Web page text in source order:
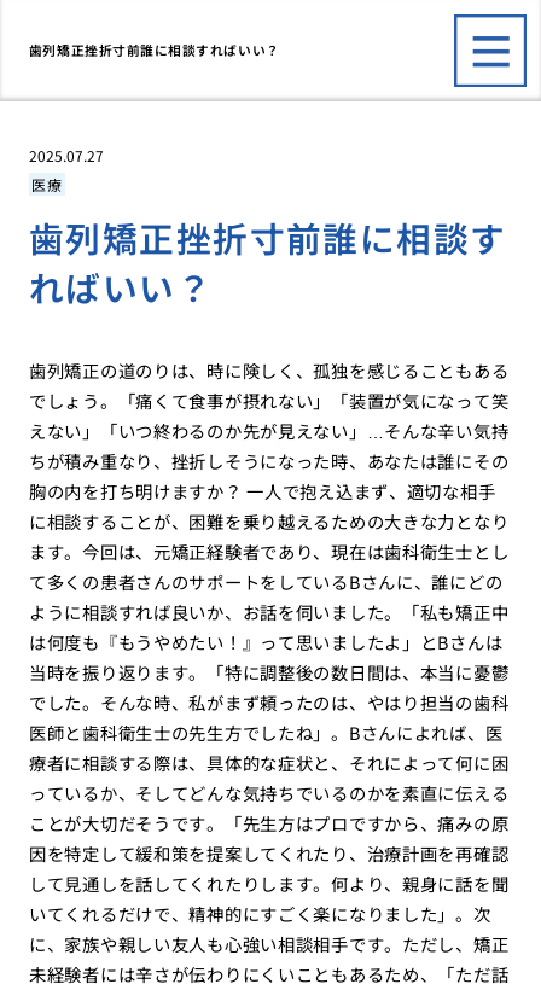
歯列矯正挫折寸前誰に相談すればいい？
2025.07.27
医療
歯列矯正挫折寸前誰に相談す
ればいい？
歯列矯正の道のりは、時に険しく、孤独を感じることもある
でしょう。「痛くて食事が摂れない」「装置が気になって笑
えない」「いつ終わるのか先が見えない」…そんな辛い気持
ちが積み重なり、挫折しそうになった時、あなたは誰にその
胸の内を打ち明けますか？ 一人で抱え込まず、適切な相手
に相談することが、困難を乗り越えるための大きな力となり
ます。今回は、元矯正経験者であり、現在は歯科衛生士とし
て多くの患者さんのサポートをしているBさんに、誰にどの
ように相談すれば良いか、お話を伺いました。「私も矯正中
は何度も『もうやめたい！』って思いましたよ」とBさんは
当時を振り返ります。「特に調整後の数日間は、本当に憂鬱
でした。そんな時、私がまず頼ったのは、やはり担当の歯科
医師と歯科衛生士の先生方でしたね」。Bさんによれば、医
療者に相談する際は、具体的な症状と、それによって何に困
っているか、そしてどんな気持ちでいるのかを素直に伝える
ことが大切だそうです。「先生方はプロですから、痛みの原
因を特定して緩和策を提案してくれたり、治療計画を再確認
して見通しを話してくれたりします。何より、親身に話を聞
いてくれるだけで、精神的にすごく楽になりました」。次
に、家族や親しい友人も心強い相談相手です。ただし、矯正
未経験者には辛さが伝わりにくいこともあるため、「ただ話